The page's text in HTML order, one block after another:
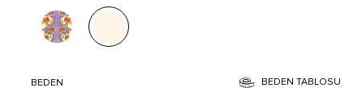
BEDEN BEDEN TABLOSU